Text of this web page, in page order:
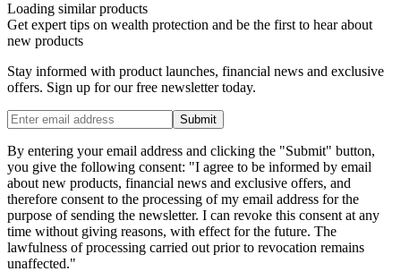
Loading similar products
Get expert tips on wealth protection and be the first to hear about
new products
Stay informed with product launches, financial news and exclusive
offers. Sign up for our free newsletter today.
Submit
By entering your email address and clicking the "Submit" button,
you give the following consent: "I agree to be informed by email
about new products, financial news and exclusive offers, and
therefore consent to the processing of my email address for the
purpose of sending the newsletter. I can revoke this consent at any
time without giving reasons, with effect for the future. The
lawfulness of processing carried out prior to revocation remains
unaffected."